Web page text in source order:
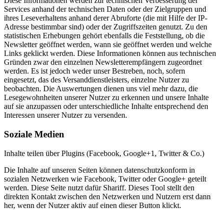
Services anhand der technischen Daten oder der Zielgruppen und
ihres Leseverhaltens anhand derer Abruforte (die mit Hilfe der IP-
Adresse bestimmbar sind) oder der Zugriffszeiten genutzt. Zu den
statistischen Erhebungen gehört ebenfalls die Feststellung, ob die
Newsletter geöffnet werden, wann sie geöffnet werden und welche
Links geklickt werden. Diese Informationen können aus technischen
Gründen zwar den einzelnen Newsletterempfängern zugeordnet
werden. Es ist jedoch weder unser Bestreben, noch, sofern
eingesetzt, das des Versanddienstleisters, einzelne Nutzer zu
beobachten. Die Auswertungen dienen uns viel mehr dazu, die
Lesegewohnheiten unserer Nutzer zu erkennen und unsere Inhalte
auf sie anzupassen oder unterschiedliche Inhalte entsprechend den
Interessen unserer Nutzer zu versenden.
Soziale Medien
Inhalte teilen über Plugins (Facebook, Google+1, Twitter & Co.)
Die Inhalte auf unseren Seiten können datenschutzkonform in
sozialen Netzwerken wie Facebook, Twitter oder Google+ geteilt
werden. Diese Seite nutzt dafür Shariff. Dieses Tool stellt den
direkten Kontakt zwischen den Netzwerken und Nutzern erst dann
her, wenn der Nutzer aktiv auf einen dieser Button klickt.